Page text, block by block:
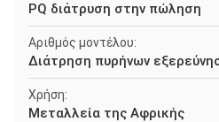
PQ διάτρυση στην πώληση
Αριθμός μοντέλου:
Διάτρηση πυρήνων
Χρήση:
Μεταλλεία της Αφρικής